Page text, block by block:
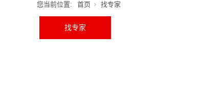
您当前位置: 首页 找专家
找专家